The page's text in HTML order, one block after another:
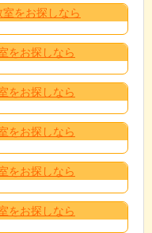
をお探しなら
をお探しなら
をお探しなら
をお探しなら
をお探しなら
をお探しなら